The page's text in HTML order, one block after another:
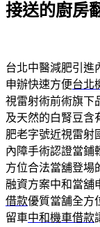
接送的廚房
台北中醫減肥引進
申辦快速方便台北
視雷射術前術旗下
及天然的白腎豆含
肥老字號近視雷射
內障手術認證當鋪
方位合法當舖登場
融資方案中和當舖
借款優質當舗全方
留車中和機車借款